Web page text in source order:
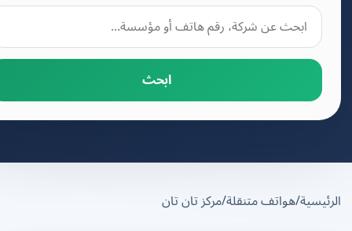
ابحث
/هواتف متنقلة/مركز تان تان